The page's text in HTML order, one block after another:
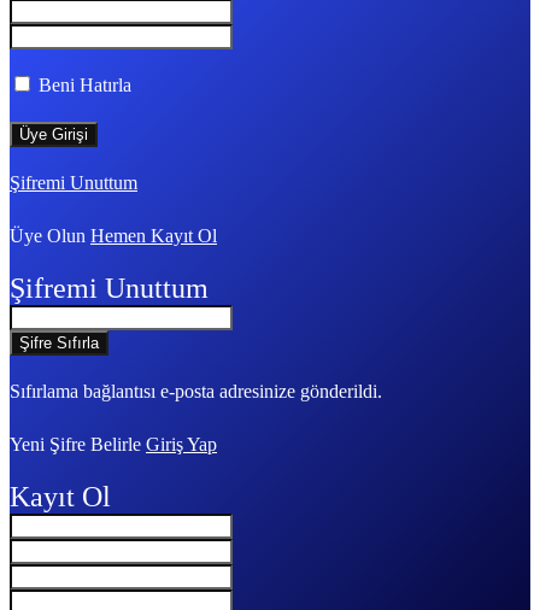
Beni Hatırla
Şifremi Unuttum
Üye Olun Hemen Kayıt Ol
Şifremi Unuttum
Sıfırlama bağlantısı e-posta adresinize gönderildi.
Yeni Şifre Belirle Giriş Yap
Kayıt Ol